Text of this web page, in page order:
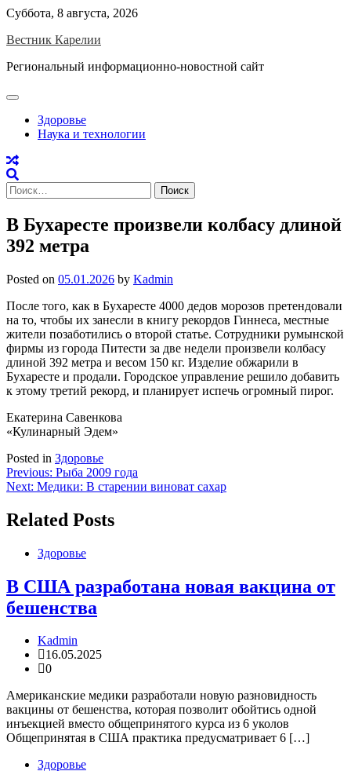
Skip
content
Суббота, 8 августа, 2026
Вестник Карелии
Региональный информационно-новостной сайт
Здоровье
Наука и технологии
Найти:
В Бухаресте произвели колбасу длиной
392 метра
Posted on 05.01.2026 by Kadmin
После того, как в Бухаресте 4000 дедов морозов претендовали
на то, чтобы их занесли в книгу рекордов Гиннеса, местные
жители позаботились о второй статье. Сотрудники румынской
фирмы из города Питести за две недели произвели колбасу
длиной 392 метра и весом 150 кг. Изделие обжарили в
Бухаресте и продали. Городское управление решило добавить
к этому третий рекорд, и планирует испечь огромный пирог.
Екатерина Савенкова
«Кулинарный Эдем»
Posted in Здоровье
Навигация
по
записям
Previous: Рыба 2009 года
Next: Медики: В старении виноват сахар
Related Posts
Здоровье
В США разработана новая вакцина от
бешенства
Kadmin
16.05.2025
0
Американские медики разработали новую разновидность
вакцины от бешенства, которая позволит обойтись одной
инъекцией вместо общепринятого курса из 6 уколов
Общепринятая в США практика предусматривает 6 […]
Здоровье